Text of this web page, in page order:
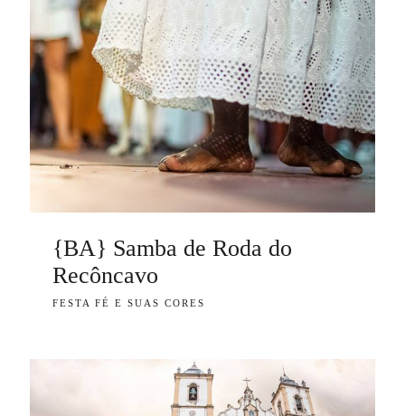
{BA} Samba de Roda do
Recôncavo
FESTA FÉ E SUAS CORES